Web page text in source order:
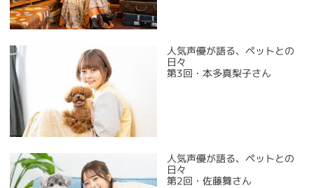
人気声優が語る、ペットとの
日々
第3回・本多真梨子さん
人気声優が語る、ペットとの
日々
第2回・佐藤舞さん